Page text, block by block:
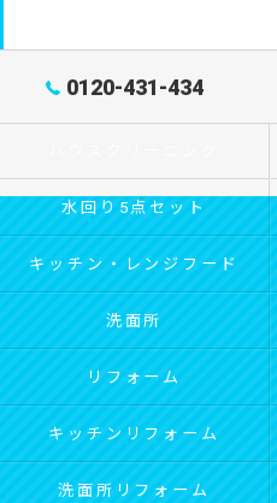
0120-431-434
水回り5点セット
キッチン・レンジフード
洗面所
リフォーム
キッチンリフォーム
洗面所リフォーム